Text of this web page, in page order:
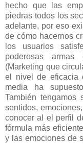
hecho que las
piedras todos los
adelante, por eso
de cómo hacernos
los usuarios
poderosas
(Marketing que
el nivel de eficacia
media ha
También tengamos
sentidos,
conocer al el perfil
fórmula más
y las emociones de